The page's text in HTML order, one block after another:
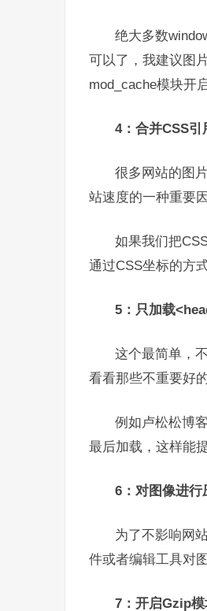
绝大多数
可以了，我建议图
mod_cache模块开
4：合并CSS引
很多网站的图
站速度的一种重要因
如果我们把
通过CSS坐标的方
5：只加载
这个最简单，
看看那些不重要好
例如卢松松博
最后加载，这样能
6：对图像进行
为了不影响网
件或者编辑工具对
7：开启Gzip模